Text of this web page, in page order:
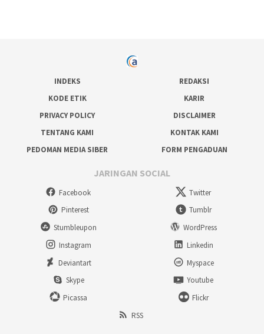
INDEKS
REDAKSI
KODE ETIK
KARIR
PRIVACY POLICY
DISCLAIMER
TENTANG KAMI
KONTAK KAMI
PEDOMAN MEDIA SIBER
FORM PENGADUAN
JARINGAN SOCIAL
Facebook
Twitter
Pinterest
Tumblr
Stumbleupon
WordPress
Instagram
Linkedin
Deviantart
Myspace
Skype
Youtube
Picassa
Flickr
RSS